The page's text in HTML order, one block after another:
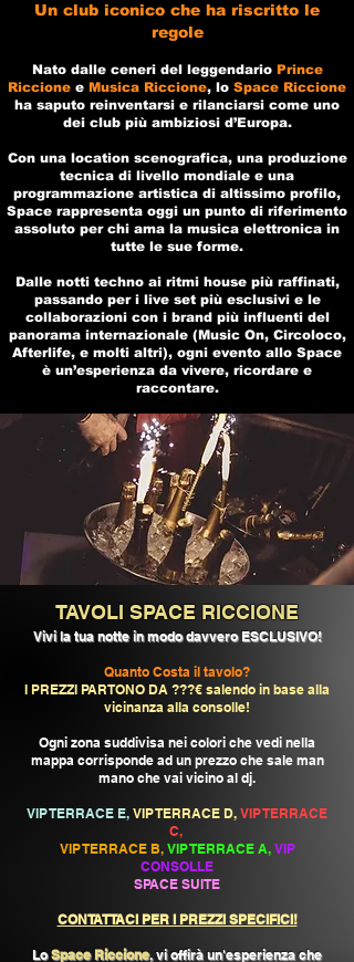
Un club iconico che ha riscritto le
regole
Nato dalle ceneri del leggendario Prince
Riccione e Musica Riccione, lo Space Riccione
ha saputo reinventarsi e rilanciarsi come uno
dei club più ambiziosi d’Europa.
Con una location scenografica, una produzione
tecnica di livello mondiale e una
programmazione artistica di altissimo profilo,
Space rappresenta oggi un punto di riferimento
assoluto per chi ama la musica elettronica in
tutte le sue forme.
Dalle notti techno ai ritmi house più raffinati,
passando per i live set più esclusivi e le
collaborazioni con i brand più influenti del
panorama internazionale (Music On, Circoloco,
Afterlife, e molti altri), ogni evento allo Space
è un’esperienza da vivere, ricordare e
raccontare.
TAVOLI SPACE RICCIONE
Vivi la tua notte in modo davvero ESCLUSIVO!
Quanto Costa il tavolo?
I PREZZI PARTONO DA ???€ salendo in base alla
vicinanza alla consolle!
Ogni zona suddivisa nei colori che vedi nella
mappa corrisponde ad un prezzo che sale man
mano che vai vicino al dj.
VIP TERRACE E, VIP TERRACE D, VIP TERRACE
C,
VIP TERRACE B, VIP TERRACE A, VIP
CONSOLLE
SPACE SUITE
CONTATTACI PER I PREZZI SPECIFICI!
LoSpace Riccione, vi offirà un'esperienza che